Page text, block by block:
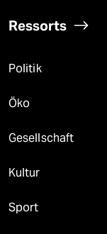
Ressorts
Politik
Öko
Gesellschaft
Kultur
Sport